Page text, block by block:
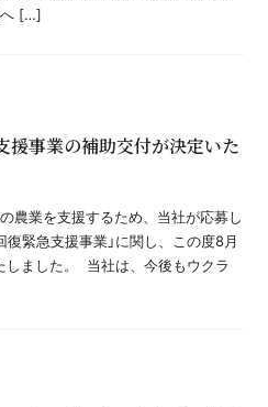
へ […]
援事業の補助交付が決定いた
農業を支援するため、当社が応募し
復緊急支援事業」に関し、この度8月
しました。 当社は、今後もウクラ